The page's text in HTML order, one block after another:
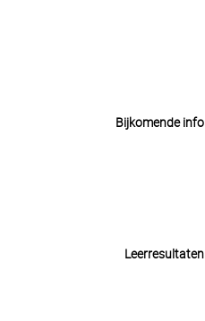
Bijkomende info
Leerresultaten